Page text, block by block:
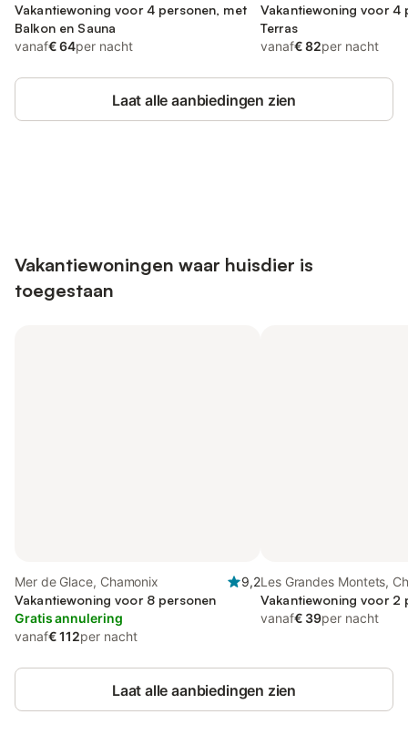
Vakantiewoning voor 4 personen, met
Balkon en Sauna
vanaf€ 64per nacht
Vakantiewoning voor 4
Terras
vanaf€ 82per nacht
Laat alle aanbiedingen zien
Vakantiewoningen waar huisdier is
toegestaan
Mer de Glace, Chamonix
9,2
Vakantiewoning voor 8 personen
Gratis annulering
vanaf€ 112per nacht
Les Grandes Montets,
Vakantiewoning voor 2
vanaf€ 39per nacht
Laat alle aanbiedingen zien